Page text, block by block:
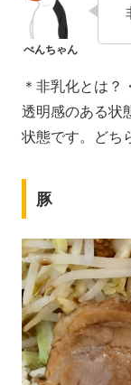
＊非乳化とは？
透明感のある状
状態です。どち
豚